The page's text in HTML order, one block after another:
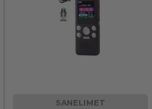
SANELIMET